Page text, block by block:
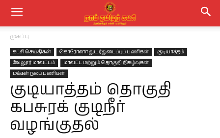
முகப்பு
கட்சி செய்திகள் கொரோனா துயர்துடைப்புப் பணிகள்
குடியாத்தம்
வேலூர் மாவட்டம்
மாவட்ட மற்றும் தொகுதி நிகழ்வுகள்
மக்கள் நலப் பணிகள்
குடியாத்தம் தொகுதி
கபசுரக் குடிநீர்
வழங்குதல்